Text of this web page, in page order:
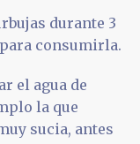
durante 3
consumirla.
el agua de
la que
sucia, antes